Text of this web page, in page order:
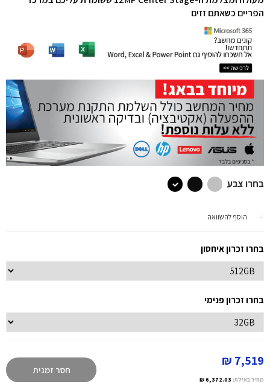
הפריים כשאתם זזים
בחרו צבע
הוסף להשוואה
בחרו זכרון איחסון
בחרו זכרון פנימי
7,519 ₪
מחיר באילת: 6,372.03 ₪
חסר זמנית